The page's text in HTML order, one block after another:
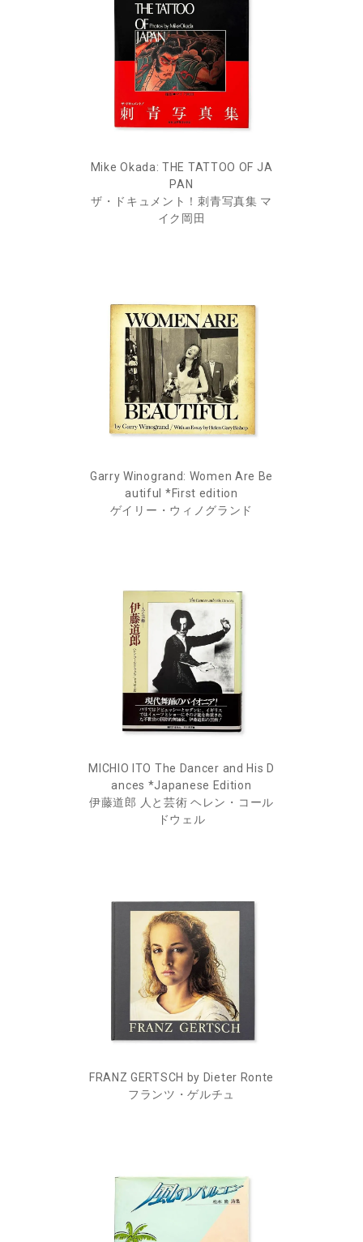
Mike Okada: THE TATTOO OF JA
PAN
ザ・ドキュメント！刺青写真集 マ
イク岡田
Garry Winogrand: Women Are Be
autiful *First edition
ゲイリー・ウィノグランド
MICHIO ITO The Dancer and His D
ances *Japanese Edition
伊藤道郎 人と芸術 ヘレン・コール
ドウェル
FRANZ GERTSCH by Dieter Ronte
フランツ・ゲルチュ